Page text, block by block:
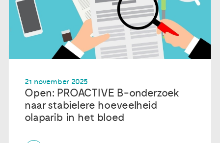
21 november 2025
Open: PROACTIVE B-onderzoek
naar stabielere hoeveelheid
olaparib in het bloed